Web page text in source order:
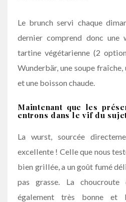
Le brunch servi chaque
dernier comprend donc une
tartine végétarienne (2
Wunderbär, une soupe
et une boisson chaude.
Maintenant que les
entrons dans le vif du
La wurst, sourcée
excellente ! Celle que nous
bien grillée, a un goût fumé
pas grasse. La choucroute
également très bonne et